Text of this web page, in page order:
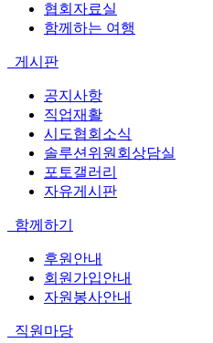
협회자료실
함께하는 여행
게시판
공지사항
직업재활
시도협회소식
솔루션위원회상담실
포토갤러리
자유게시판
함께하기
후원안내
회원가입안내
자원봉사안내
직원마당